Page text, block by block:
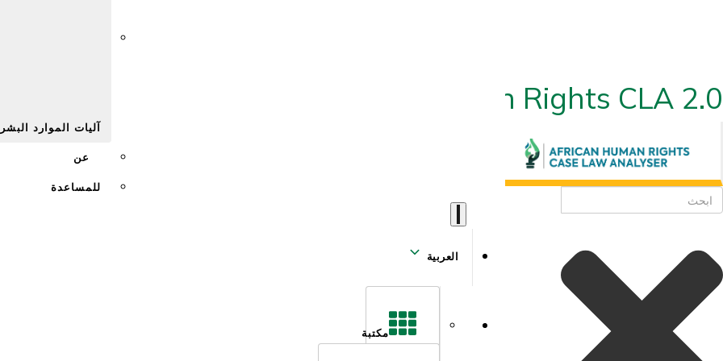
African Human Rights CLA 2.0
آليات الموارد
عن
للمساعدة
العربية
مكتبة